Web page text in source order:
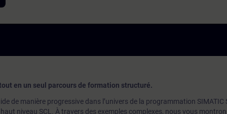
en un seul parcours de formation structuré.
de manière progressive dans l’univers de la programmation SIMATIC
niveau SCL. À travers des exemples complexes, nous vous